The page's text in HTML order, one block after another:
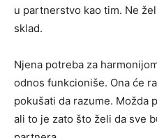
u partnerstvo kao tim. Ne
sklad.
Njena potreba za
odnos funkcioniše. Ona će
pokušati da razume. Možda
ali to je zato što želi da sve